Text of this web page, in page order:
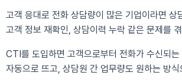
고객 응대로 전화 상담량이 많은 기업이라면 상
고객 정보 재확인, 상담이력 누락 같은 문제를
CTI를 도입하면 고객으로부터 전화가 수신되
자동으로 뜨고, 상담원 간 업무량도 원하는 방식